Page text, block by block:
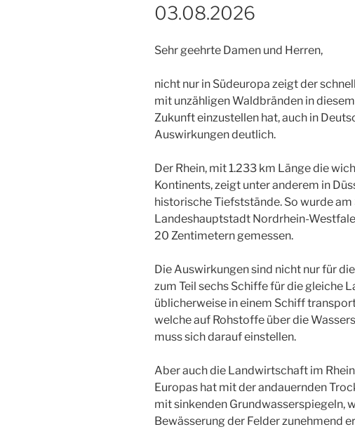
03.08.2026
Sehr geehrte Damen und Herren,
nicht nur in Südeuropa zeigt der
mit unzähligen Waldbränden in
Zukunft einzustellen hat, auch in
Auswirkungen deutlich.
Der Rhein, mit 1.233 km Länge die
Kontinents, zeigt unter anderem in
historische Tiefststände. So wurde
Landeshauptstadt Nordrhein-
20 Zentimetern gemessen.
Die Auswirkungen sind nicht nur für
zum Teil sechs Schiffe für die gleiche
üblicherweise in einem Schiff
welche auf Rohstoffe über die
muss sich darauf einstellen.
Aber auch die Landwirtschaft im
Europas hat mit der andauernden
mit sinkenden Grundwasserspiegeln,
Bewässerung der Felder zunehmend